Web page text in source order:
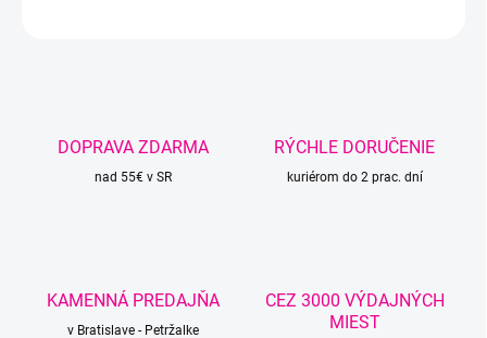
DOPRAVA ZDARMA
nad 55€ v SR
RÝCHLE DORUČENIE
kuriérom do 2 prac. dní
KAMENNÁ PREDAJŇA
v Bratislave - Petržalke
CEZ 3000 VÝDAJNÝCH
MIEST